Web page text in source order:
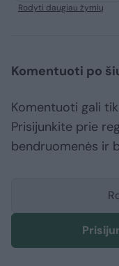
Rodyti daugiau žymių
Komentuoti po
Komentuoti gali
Prisijunkite prie
bendruomenės ir